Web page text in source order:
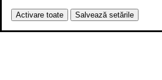
Activare toate Salvează setările